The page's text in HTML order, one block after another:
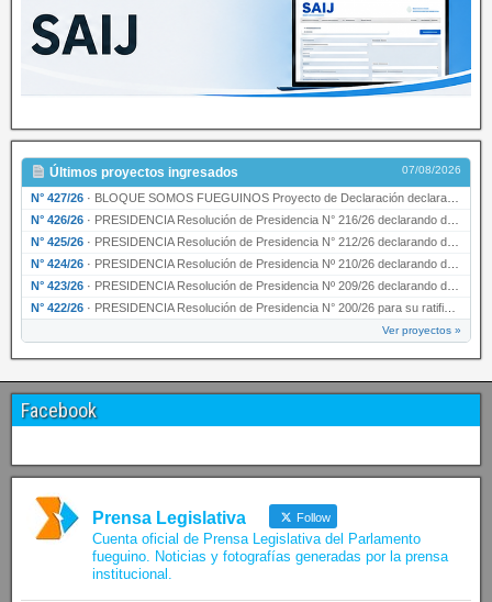
Últimos proyectos ingresados 07/08/2026
N° 427/26 · BLOQUE SOMOS FUEGUINOS Proyecto de Declaración declarando de interés provincial PRESIDENCI…
N° 426/26 · PRESIDENCIA Resolución de Presidencia N° 216/26 declarando de interés provincial la labor …
N° 425/26 · PRESIDENCIA Resolución de Presidencia N° 212/26 declarando de interés provincial el “50° A…
N° 424/26 · PRESIDENCIA Resolución de Presidencia Nº 210/26 declarando de interés provincial el proyec…
N° 423/26 · PRESIDENCIA Resolución de Presidencia Nº 209/26 declarando de interés provincial la presen…
N° 422/26 · PRESIDENCIA Resolución de Presidencia N° 200/26 para su ratificación.
Ver proyectos »
Facebook
Prensa Legislativa Follow
Cuenta oficial de Prensa Legislativa del Parlamento
fueguino. Noticias y fotografías generadas por la prensa
institucional.